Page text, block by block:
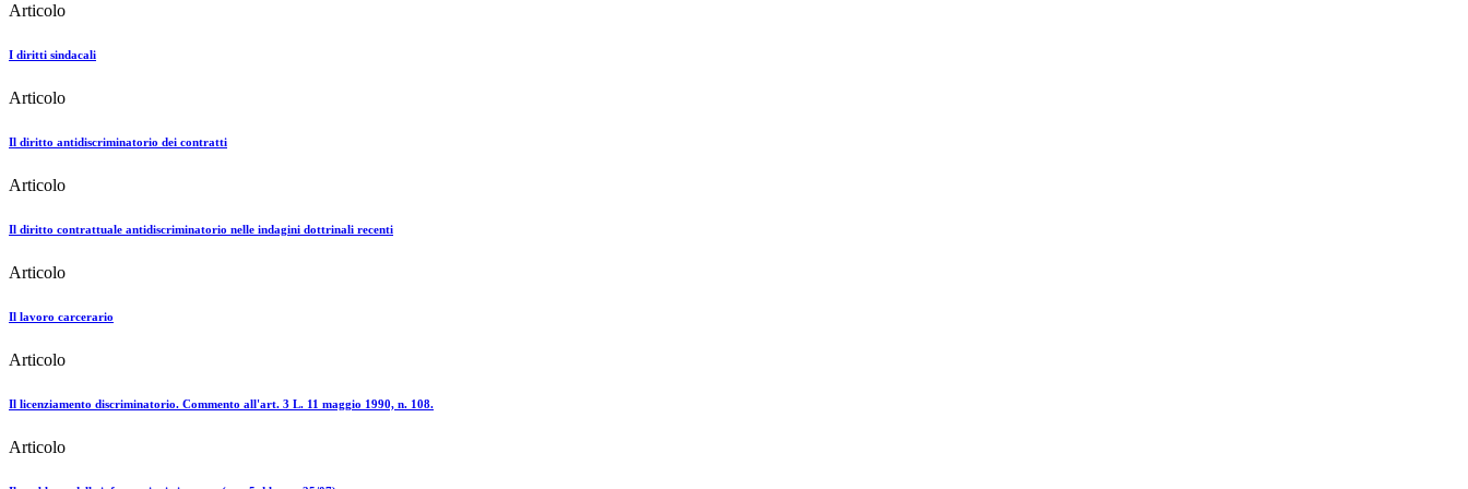
Articolo
I diritti sindacali
Articolo
Il diritto antidiscriminatorio dei contratti
Articolo
Il diritto contrattuale antidiscriminatorio nelle indagini dottrinali recenti
Articolo
Il lavoro carcerario
Articolo
Il licenziamento discriminatorio. Commento all'art. 3 L. 11 maggio 1990, n. 108.
Articolo